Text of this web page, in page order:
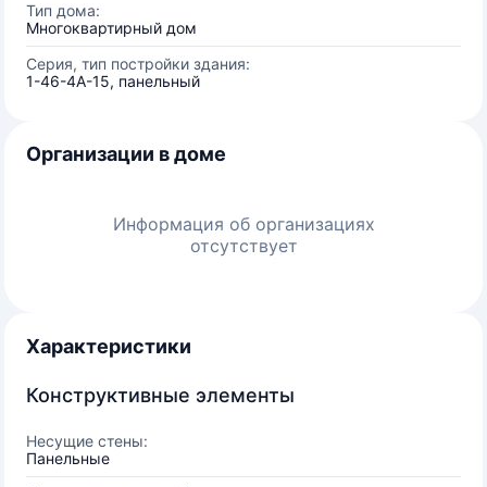
Тип дома:
Многоквартирный дом
Серия, тип постройки здания:
1-46-4А-15, панельный
Организации в доме
Информация об организациях
отсутствует
Характеристики
Конструктивные элементы
Несущие стены:
Панельные